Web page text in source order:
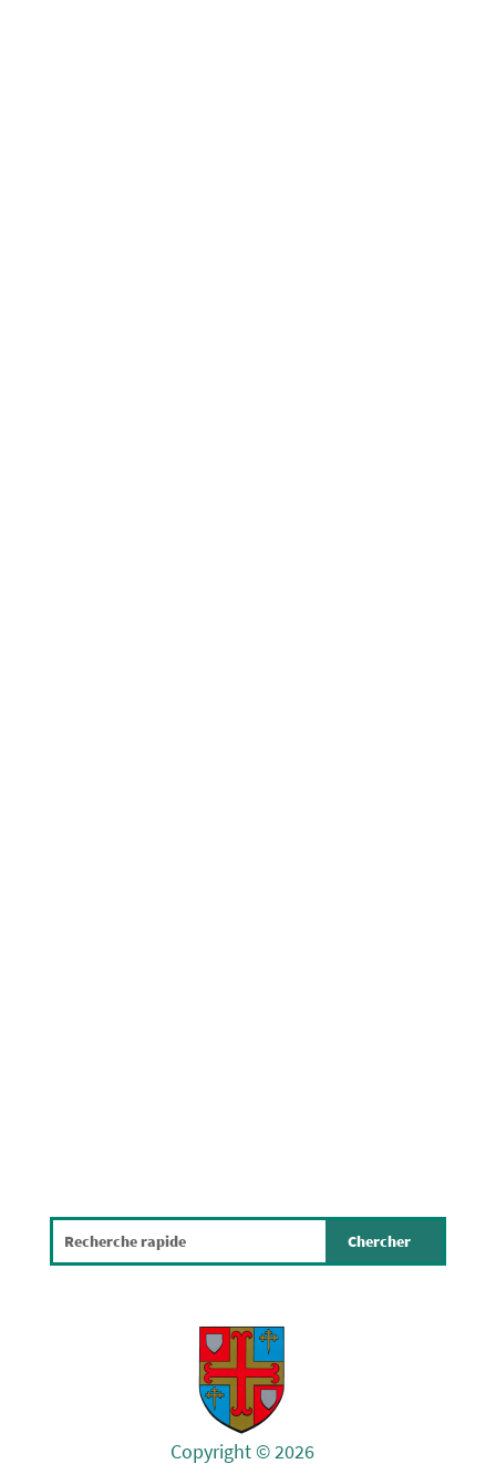
environnementale Partie écrite Partie
graphique Avis quotidiens Avis Raider
Avis Raider évaluation environnementale
Délibération communaleModification
ponctuelle PAP QE Protocole de
Copyright © 2026